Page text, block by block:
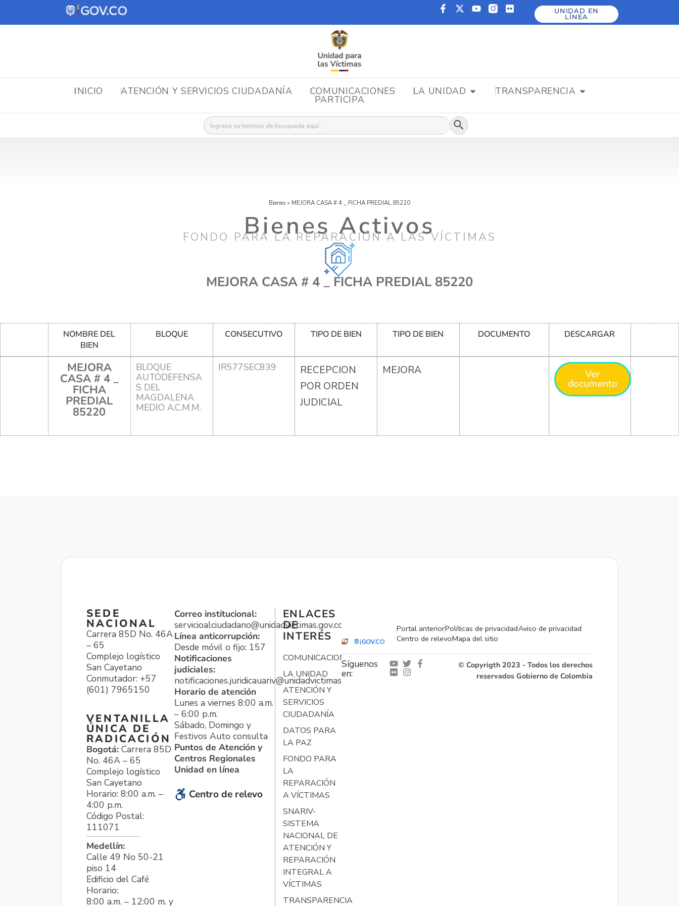
UNIDAD EN
LÍNEA
INICIO ATENCIÓN Y SERVICIOS CIUDADANÍA COMUNICACIONES LA UNIDAD TRANSPARENCIA
PARTICIPA
Buscar: Botón de búsqueda
Bienes » MEJORA CASA # 4 _ FICHA PREDIAL 85220
Bienes Activos
FONDO PARA LA REPARACIÓN A LAS VÍCTIMAS
MEJORA CASA # 4 _ FICHA PREDIAL 85220
NOMBRE DEL
BIEN
BLOQUE CONSECUTIVO TIPO DE BIEN TIPO DE BIEN DOCUMENTO DESCARGAR
MEJORA
CASA # 4 _
FICHA
PREDIAL
85220
BLOQUE
AUTODEFENSA
S DEL
MAGDALENA
MEDIO A.C.M.M.
IR577SEC839
RECEPCION
POR ORDEN
JUDICIAL
MEJORA Ver
documento
SEDE
NACIONAL
Carrera 85D No. 46A
– 65
Complejo logístico
San Cayetano
Conmutador: +57
(601) 7965150
VENTANILLA
ÚNICA DE
RADICACIÓN
Bogotá: Carrera 85D
No. 46A – 65
Complejo logístico
San Cayetano
Horario: 8:00 a.m. –
4:00 p.m.
Código Postal:
111071
Medellín:
Calle 49 No 50-21
piso 14
Edificio del Café
Horario:
8:00 a.m. – 12:00 m. y
Correo institucional:
servicioalciudadano@unidadvictimas.gov.co
Línea anticorrupción:
Desde móvil o fijo: 157
Notificaciones
judiciales:
notificaciones.juridicauariv@unidadvictimas.gov.co
Horario de atención
Lunes a viernes 8:00 a.m.
– 6:00 p.m.
Sábado, Domingo y
Festivos Auto consulta
Puntos de Atención y
Centros Regionales
Unidad en línea
Centro de relevo
ENLACES
DE
INTERÉS
COMUNICACIONES
LA UNIDAD
ATENCIÓN Y
SERVICIOS
CIUDADANÍA
DATOS PARA
LA PAZ
FONDO PARA
LA
REPARACIÓN
A VÍCTIMAS
SNARIV-
SISTEMA
NACIONAL DE
ATENCIÓN Y
REPARACIÓN
INTEGRAL A
VÍCTIMAS
TRANSPARENCIA
Portal anteriorPolíticas de privacidadAviso de privacidad
Centro de relevoMapa del sitio
Síguenos
en:
© Copyrigth 2023 - Todos los derechos
reservados Gobierno de Colombia